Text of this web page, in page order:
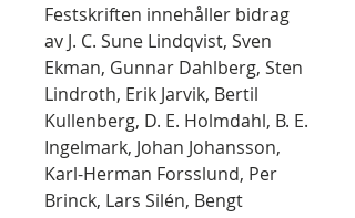
Festskriften innehåller bidrag
av J. C. Sune Lindqvist, Sven
Ekman, Gunnar Dahlberg, Sten
Lindroth, Erik Jarvik, Bertil
Kullenberg, D. E. Holmdahl, B. E.
Ingelmark, Johan Johansson,
Karl-Herman Forsslund, Per
Brinck, Lars Silén, Bengt